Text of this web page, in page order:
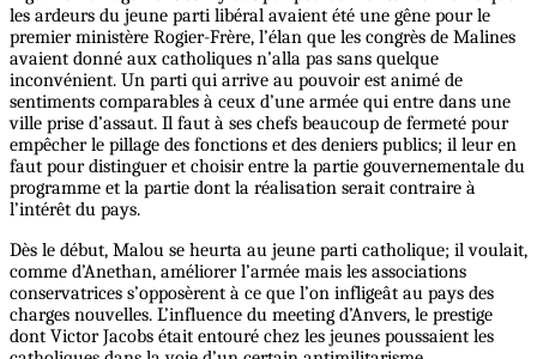
les ardeurs du jeune parti libéral avaient été une gêne pour le
premier ministère Rogier-Frère, l’élan que les congrès de Malines
avaient donné aux catholiques n’alla pas sans quelque
inconvénient. Un parti qui arrive au pouvoir est animé de
sentiments comparables à ceux d’une armée qui entre dans une
ville prise d’assaut. Il faut à ses chefs beaucoup de fermeté pour
empêcher le pillage des fonctions et des deniers publics; il leur en
faut pour distinguer et choisir entre la partie gouvernementale du
programme et la partie dont la réalisation serait contraire à
l’intérêt du pays.
Dès le début, Malou se heurta au jeune parti catholique; il voulait,
comme d’Anethan, améliorer l’armée mais les associations
conservatrices s’opposèrent à ce que l’on infligeât au pays des
charges nouvelles. L’influence du meeting d’Anvers, le prestige
dont Victor Jacobs était entouré chez les jeunes poussaient les